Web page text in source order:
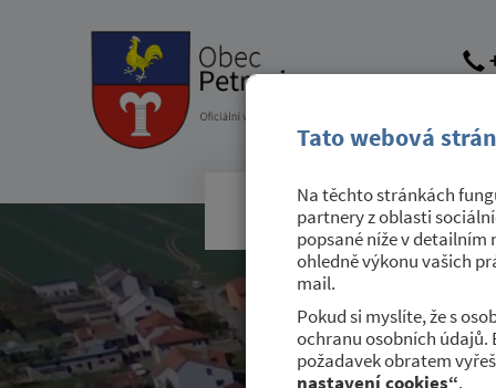
Tato webová
Na těchto stránkách
partnery z oblasti
popsané níže v
ohledně výkonu vašich
mail.
Pokud si myslíte, že s
ochranu osobních údajů.
požadavek obratem
nastavení cookies“.
Obecní úřad